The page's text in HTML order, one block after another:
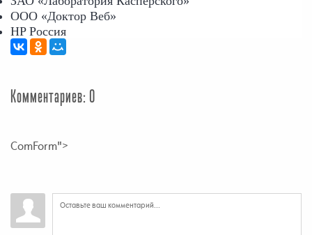
ООО «Доктор Веб»
HP Россия
Комментариев: 0
ComForm">